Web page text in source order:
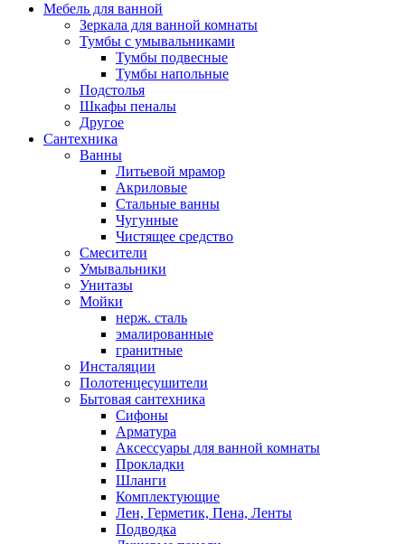
Мебель для ванной
Зеркала для ванной комнаты
Тумбы с умывальниками
Тумбы подвесные
Тумбы напольные
Подстолья
Шкафы пеналы
Другое
Сантехника
Ванны
Литьевой мрамор
Акриловые
Стальные ванны
Чугунные
Чистящее средство
Смесители
Умывальники
Унитазы
Мойки
нерж. сталь
эмалированные
гранитные
Инсталяции
Полотенцесушители
Бытовая сантехника
Сифоны
Арматура
Аксессуары для ванной комнаты
Прокладки
Шланги
Комплектующие
Лен, Герметик, Пена, Ленты
Подводка